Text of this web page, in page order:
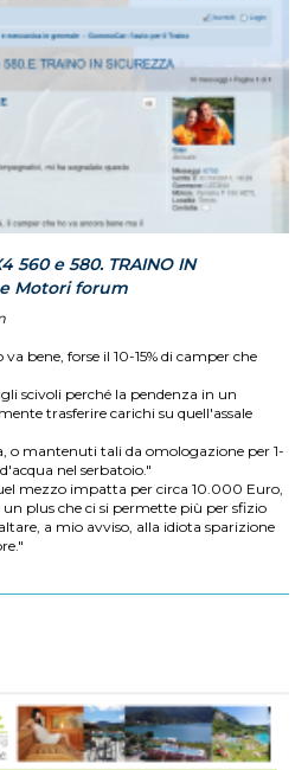
560 e 580. TRAINO IN
e Motori forum
bene, forse il 10-15% di camper che
scivoli perché la pendenza in un
trasferire carichi su quell'assale
o mantenuti tali da omologazione per 1-
nel serbatoio."
mezzo impatta per circa 10.000 Euro,
un plus che ci si permette più per sfizio
a mio avviso, alla idiota sparizione